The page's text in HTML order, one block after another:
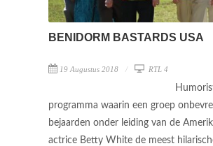
BENIDORM BASTARDS USA
19 Augustus 2018 RTL 4
programma waarin een groep
bejaarden onder leiding van de
actrice Betty White de meest